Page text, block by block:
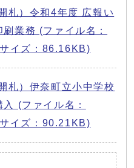
札）令和4年度 広報い
業務 (ファイル名：
イズ：86.16KB)
札）伊奈町立小中学校
(ファイル名：
イズ：90.21KB)